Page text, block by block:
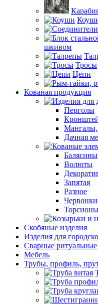
шкивом
Тросы
Цепи
Кованая продукция
Перголы
Дачная
Балясины
Волюты
Запятая
Разное
Червонки
Торсионы
Скобяные изделия
Изделия для
Сварные ритуальные
Мебель
Трубы, профиль,